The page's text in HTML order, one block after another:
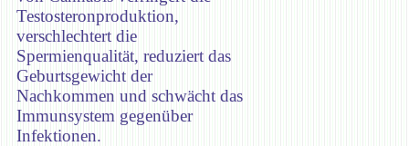
Testosteronproduktion,
verschlechtert die
Spermienqualität, reduziert das
Geburtsgewicht der
Nachkommen und schwächt das
Immunsystem gegenüber
Infektionen.